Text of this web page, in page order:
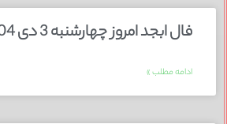
فال ابجد امروز چهارشنبه 3 دی 1404
ادامه مطلب »